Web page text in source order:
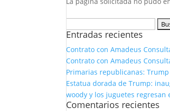
Entradas recientes
Contrato con Amadeus
Contrato con Amadeus
Primarias republicanas:
Estatua dorada de Trump:
woody y los juguetes regresan
Comentarios recientes